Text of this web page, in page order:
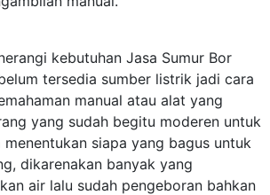
kebutuhan Jasa Sumur Bor
tersedia sumber listrik jadi cara
manual atau alat yang
yang sudah begitu moderen untuk
siapa yang bagus untuk
dikarenakan banyak yang
air lalu sudah pengeboran bahkan